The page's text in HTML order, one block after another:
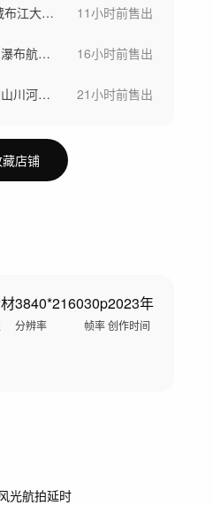
西藏雅鲁藏布江 雅鲁藏布江大峡谷 11小时前售出
黄河长江日出黄河壶口瀑布航拍河水汹涌奔涌 16小时前售出
中国山水自然风景祖国山川河流山河风光航拍 21小时前售出
藏店铺
3840*2160
分辨率
30p
帧率
2023年
创作时间
光航拍延时